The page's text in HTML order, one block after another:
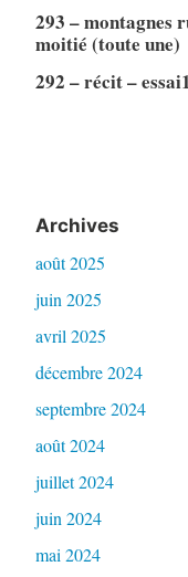
293 – montagnes
moitié (toute une)
292 – récit –
Archives
août 2025
juin 2025
avril 2025
décembre 2024
septembre 2024
août 2024
juillet 2024
juin 2024
mai 2024